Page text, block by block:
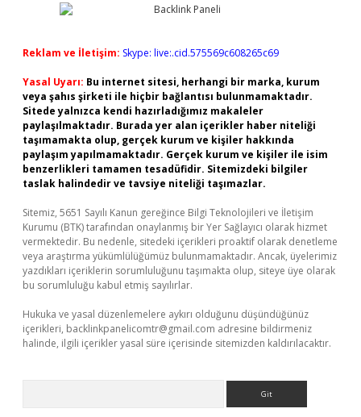
Reklam ve İletişim: Skype: live:.cid.575569c608265c69
Yasal Uyarı: Bu internet sitesi, herhangi bir marka, kurum
veya şahıs şirketi ile hiçbir bağlantısı bulunmamaktadır.
Sitede yalnızca kendi hazırladığımız makaleler
paylaşılmaktadır. Burada yer alan içerikler haber niteliği
taşımamakta olup, gerçek kurum ve kişiler hakkında
paylaşım yapılmamaktadır. Gerçek kurum ve kişiler ile isim
benzerlikleri tamamen tesadüfidir. Sitemizdeki bilgiler
taslak halindedir ve tavsiye niteliği taşımazlar.
Sitemiz, 5651 Sayılı Kanun gereğince Bilgi Teknolojileri ve İletişim
Kurumu (BTK) tarafından onaylanmış bir Yer Sağlayıcı olarak hizmet
vermektedir. Bu nedenle, sitedeki içerikleri proaktif olarak denetleme
veya araştırma yükümlülüğümüz bulunmamaktadır. Ancak, üyelerimiz
yazdıkları içeriklerin sorumluluğunu taşımakta olup, siteye üye olarak
bu sorumluluğu kabul etmiş sayılırlar.
Hukuka ve yasal düzenlemelere aykırı olduğunu düşündüğünüz
içerikleri, backlinkpanelicomtr@gmail.com adresine bildirmeniz
halinde, ilgili içerikler yasal süre içerisinde sitemizden kaldırılacaktır.